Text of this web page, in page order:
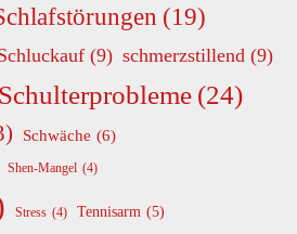
(19)
(9) schmerzstillend (9)
Schulterprobleme (24)
Schwäche (6)
Shen-Mangel (4)
Stress (4) Tennisarm (5)